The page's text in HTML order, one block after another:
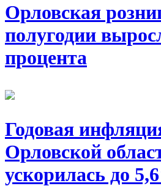
Орловская
полугодии
процента
Годовая
Орловской
ускорилась до